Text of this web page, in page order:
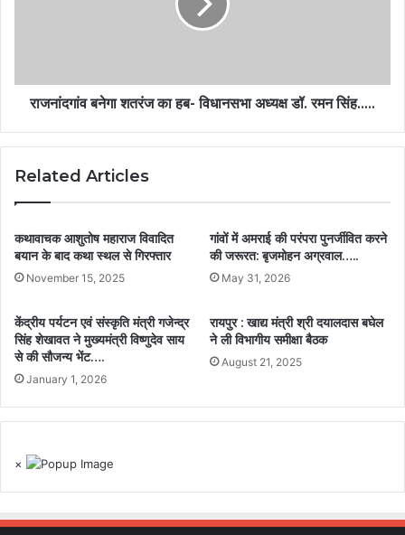
राजनांदगांव बनेगा शतरंज का हब- विधानसभा अध्यक्ष डॉ. रमन सिंह…..
Related Articles
कथावाचक आशुतोष महाराज विवादित
बयान के बाद कथा स्थल से गिरफ्तार
November 15, 2025
गांवों में अमराई की परंपरा पुनर्जीवित करने
की जरूरत: बृजमोहन अग्रवाल…..
May 31, 2026
केंद्रीय पर्यटन एवं संस्कृति मंत्री गजेन्द्र
सिंह शेखावत ने मुख्यमंत्री विष्णुदेव साय
से की सौजन्य भेंट….
January 1, 2026
रायपुर : खाद्य मंत्री श्री दयालदास बघेल
ने ली विभागीय समीक्षा बैठक
August 21, 2025
×